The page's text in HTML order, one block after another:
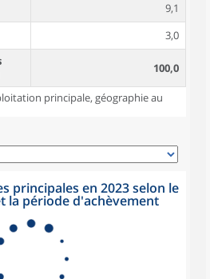
9,1
3,0
100,0
principale, géographie au
principales en 2023 selon le
la période d'achèvement